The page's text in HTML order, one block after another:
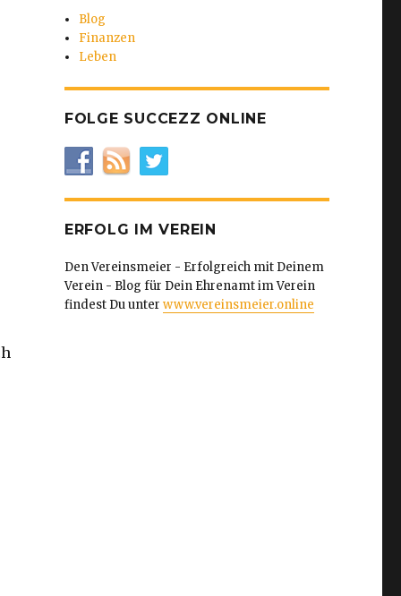
Blog
Finanzen
Leben
FOLGE SUCCEZZ ONLINE
ERFOLG IM VEREIN
Den Vereinsmeier - Erfolgreich mit Deinem
Verein - Blog für Dein Ehrenamt im Verein
findest Du unter www.vereinsmeier.online